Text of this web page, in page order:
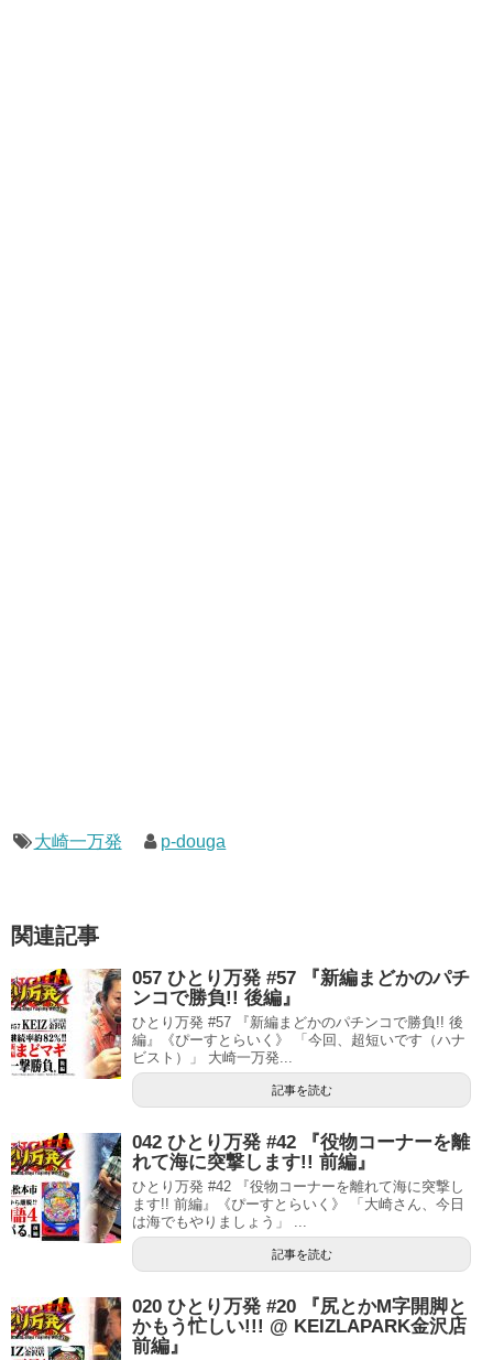
大崎一万発 p-douga
関連記事
057 ひとり万発 #57 『新編まどかのパチ
ンコで勝負!! 後編』
ひとり万発 #57 『新編まどかのパチンコで勝負!! 後
編』《ぴーすとらいく》 「今回、超短いです（ハナ
ビスト）」 大崎一万発...
記事を読む
042 ひとり万発 #42 『役物コーナーを離
れて海に突撃します!! 前編』
ひとり万発 #42 『役物コーナーを離れて海に突撃し
ます!! 前編』《ぴーすとらいく》 「大崎さん、今日
は海でもやりましょう」 ...
記事を読む
020 ひとり万発 #20 『尻とかM字開脚と
かもう忙しい!!! @ KEIZLAPARK金沢店
前編』